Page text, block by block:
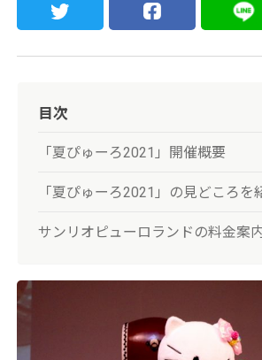
目次
「夏ぴゅーろ2021」開催概要
「夏ぴゅーろ2021」の見どころを
サンリオピューロランドの料金案